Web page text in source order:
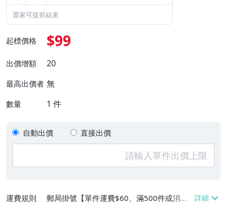
賣家可提前結束
起標價格 $99
出價增額 20
最高出價者 無
數量 1 件
自動出價 直接出價
運費規則
郵局掛號【單件運費$60、滿500件或消費